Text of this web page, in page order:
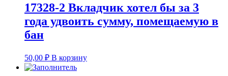
17328-2 Вкладчик хотел бы за 3
года удвоить сумму, помещаемую в
бан
50,00 ₽ В корзину